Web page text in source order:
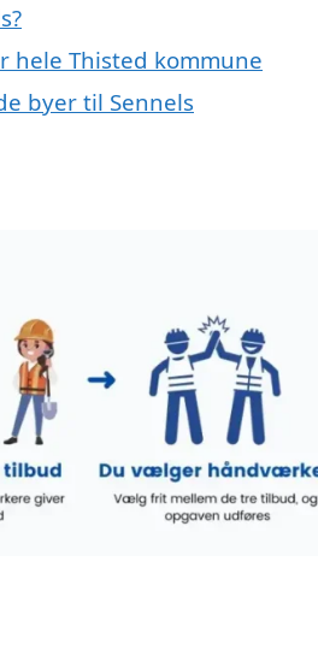
hele Thisted kommune
byer til Sennels